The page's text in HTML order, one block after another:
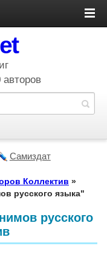
авторов
Самиздат
Коллектив »
русского языка"
русского